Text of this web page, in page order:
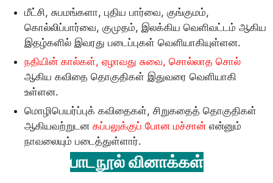
மீட்சி, சுபமங்களா, புதிய பார்வை, குங்குமம்,
கொல்லிப்பார்வை, குமுதம், இலக்கிய வெளிவட்டம் ஆகிய
இதழ்களில் இவரது படைப்புகள் வெளியாகியுள்ளன.
நதியின் கால்கள், ஏழாவது சுவை, சொல்லாத சொல்
ஆகிய கவிதை தொகுதிகள் இதுவரை வெளியாகி
உள்ளன.
மொழிபெயர்ப்புக் கவிதைகள், சிறுகதைத் தொகுதிகள்
ஆகியவற்றுடன கப்பலுக்குப் போன மச்சான் என்னும்
நாவலையும் படைத்துள்ளார்.
பாடநூல் வினாக்கள்